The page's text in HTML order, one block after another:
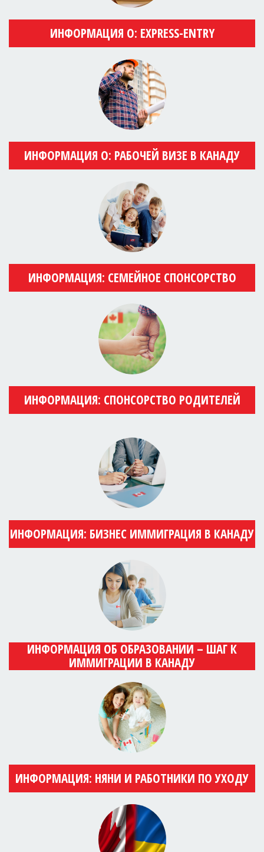
ИНФОРМАЦИЯ О: EXPRESS-ENTRY
ИНФОРМАЦИЯ О: РАБОЧЕЙ ВИЗЕ В КАНАДУ
ИНФОРМАЦИЯ: СЕМЕЙНОЕ СПОНСОРСТВО
ИНФОРМАЦИЯ: СПОНСОРСТВО РОДИТЕЛЕЙ
ИНФОРМАЦИЯ: БИЗНЕС ИММИГРАЦИЯ В КАНАДУ
ИНФОРМАЦИЯ ОБ ОБРАЗОВАНИИ – ШАГ К
ИММИГРАЦИИ В КАНАДУ
ИНФОРМАЦИЯ: НЯНИ И РАБОТНИКИ ПО УХОДУ